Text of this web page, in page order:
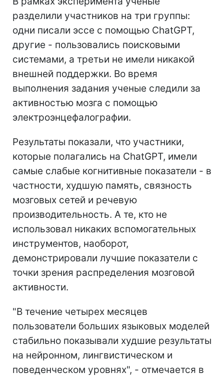
разделили участников на три группы:
одни писали эссе с помощью ChatGPT,
другие - пользовались поисковыми
системами, а третьи не имели никакой
внешней поддержки. Во время
выполнения задания ученые следили за
активностью мозга с помощью
электроэнцефалографии.
Результаты показали, что участники,
которые полагались на ChatGPT, имели
самые слабые когнитивные показатели - в
частности, худшую память, связность
мозговых сетей и речевую
производительность. А те, кто не
использовал никаких вспомогательных
инструментов, наоборот,
демонстрировали лучшие показатели с
точки зрения распределения мозговой
активности.
"В течение четырех месяцев
пользователи больших языковых моделей
стабильно показывали худшие результаты
на нейронном, лингвистическом и
поведенческом уровнях", - отмечается в